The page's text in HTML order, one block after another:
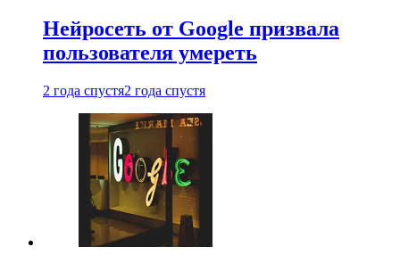
Нейросеть от Google призвала
пользователя умереть
2 года спустя2 года спустя